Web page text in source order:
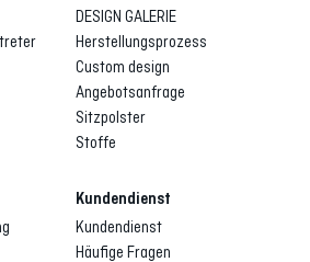
DESIGN GALERIE
Herstellungsprozess
Custom design
Angebotsanfrage
Sitzpolster
Stoffe
Kundendienst
Kundendienst
Häufige Fragen